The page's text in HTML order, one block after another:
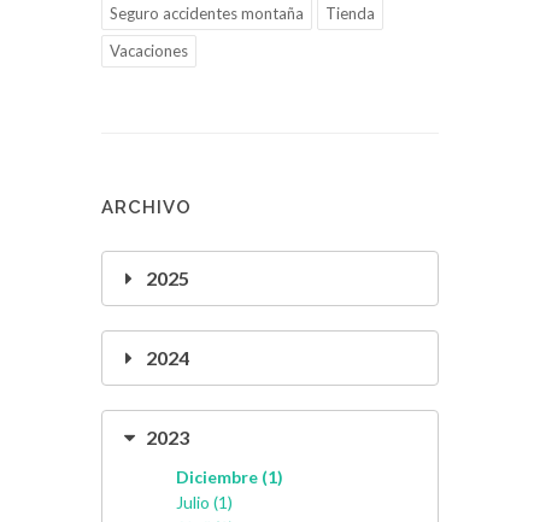
Seguro accidentes montaña
Tienda
Vacaciones
ARCHIVO
2025
2024
2023
Diciembre (1)
Julio (1)